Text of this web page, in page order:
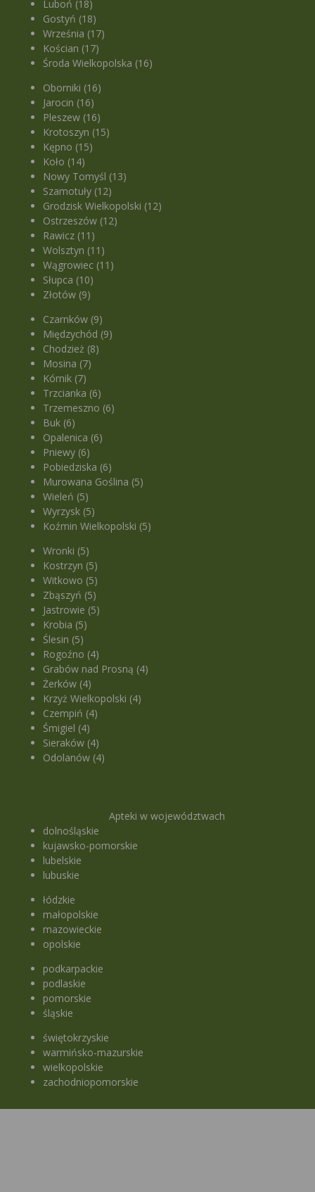
Luboń (18)
Gostyń (18)
Września (17)
Kościan (17)
Środa Wielkopolska (16)
Oborniki (16)
Jarocin (16)
Pleszew (16)
Krotoszyn (15)
Kępno (15)
Koło (14)
Nowy Tomyśl (13)
Szamotuły (12)
Grodzisk Wielkopolski (12)
Ostrzeszów (12)
Rawicz (11)
Wolsztyn (11)
Wągrowiec (11)
Słupca (10)
Złotów (9)
Czarnków (9)
Międzychód (9)
Chodzież (8)
Mosina (7)
Kórnik (7)
Trzcianka (6)
Trzemeszno (6)
Buk (6)
Opalenica (6)
Pniewy (6)
Pobiedziska (6)
Murowana Goślina (5)
Wieleń (5)
Wyrzysk (5)
Koźmin Wielkopolski (5)
Wronki (5)
Kostrzyn (5)
Witkowo (5)
Zbąszyń (5)
Jastrowie (5)
Krobia (5)
Ślesin (5)
Rogoźno (4)
Grabów nad Prosną (4)
Żerków (4)
Krzyż Wielkopolski (4)
Czempiń (4)
Śmigiel (4)
Sieraków (4)
Odolanów (4)
Apteki w województwach
dolnośląskie
kujawsko-pomorskie
lubelskie
lubuskie
łódzkie
małopolskie
mazowieckie
opolskie
podkarpackie
podlaskie
pomorskie
śląskie
świętokrzyskie
warmińsko-mazurskie
wielkopolskie
zachodniopomorskie